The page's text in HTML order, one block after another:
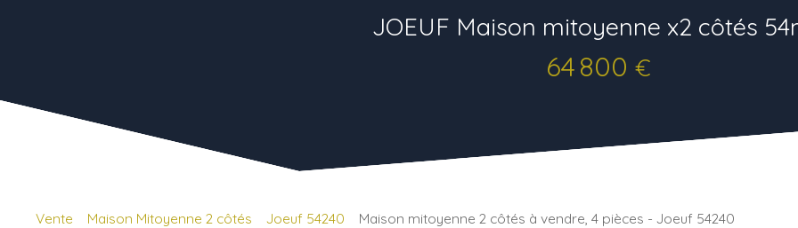
JOEUF Maison mitoyenne x2 côtés
64 800 €
Vente Maison Mitoyenne 2 côtés Joeuf 54240 Maison mitoyenne 2 côtés à vendre, 4 pièces - Joeuf 54240